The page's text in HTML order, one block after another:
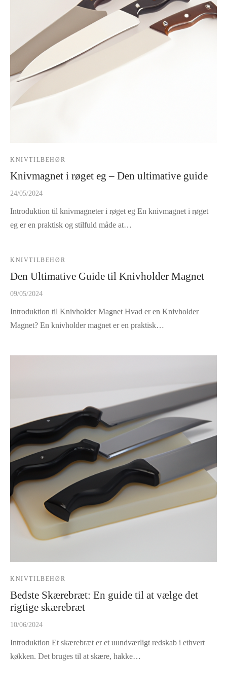
KNIVTILBEHØR
Knivmagnet i røget eg – Den ultimative guide
24/05/2024
Introduktion til knivmagneter i røget eg En knivmagnet i røget
eg er en praktisk og stilfuld måde at…
KNIVTILBEHØR
Den Ultimative Guide til Knivholder Magnet
09/05/2024
Introduktion til Knivholder Magnet Hvad er en Knivholder
Magnet? En knivholder magnet er en praktisk…
KNIVTILBEHØR
Bedste Skærebræt: En guide til at vælge det
rigtige skærebræt
10/06/2024
Introduktion Et skærebræt er et uundværligt redskab i ethvert
køkken. Det bruges til at skære, hakke…